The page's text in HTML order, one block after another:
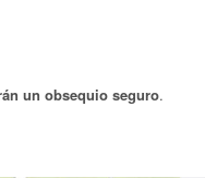
un obsequio seguro.